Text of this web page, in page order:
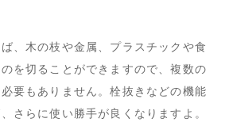
、木の枝や金属、プラスチックや食
を切ることができますので、複数の
要もありません。栓抜きなどの機能
さらに使い勝手が良くなりますよ。